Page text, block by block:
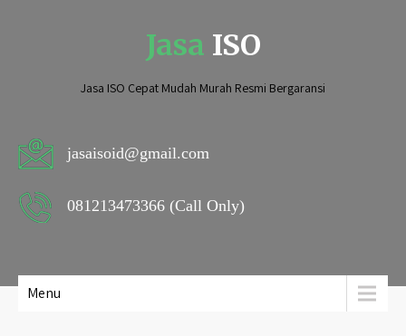
Jasa ISO
Jasa ISO Cepat Mudah Murah Resmi Bergaransi
jasaisoid@gmail.com
081213473366 (Call Only)
Menu